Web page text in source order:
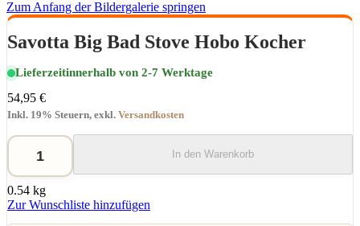
Zum Anfang der Bildergalerie springen
Savotta Big Bad Stove Hobo Kocher
Lieferzeitinnerhalb von 2-7 Werktage
54,95 €
Inkl. 19% Steuern, exkl. Versandkosten
In den Warenkorb
0.54 kg
Zur Wunschliste hinzufügen